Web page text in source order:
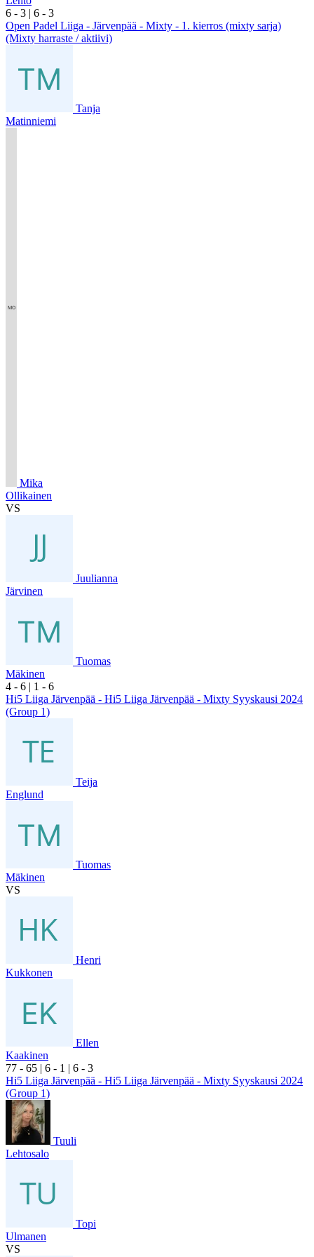
6 - 3 | 6 - 3
Open Padel Liiga - Järvenpää - Mixty - 1. kierros (mixty sarja)
(Mixty harraste / aktiivi)
Tanja
Matinniemi
Mika
Ollikainen
VS
Juulianna
Järvinen
Tuomas
Mäkinen
4 - 6 | 1 - 6
Hi5 Liiga Järvenpää - Hi5 Liiga Järvenpää - Mixty Syyskausi 2024
(Group 1)
Teija
Englund
Tuomas
Mäkinen
VS
Henri
Kukkonen
Ellen
Kaakinen
77 - 65 | 6 - 1 | 6 - 3
Hi5 Liiga Järvenpää - Hi5 Liiga Järvenpää - Mixty Syyskausi 2024
(Group 1)
Tuuli
Lehtosalo
Topi
Ulmanen
VS